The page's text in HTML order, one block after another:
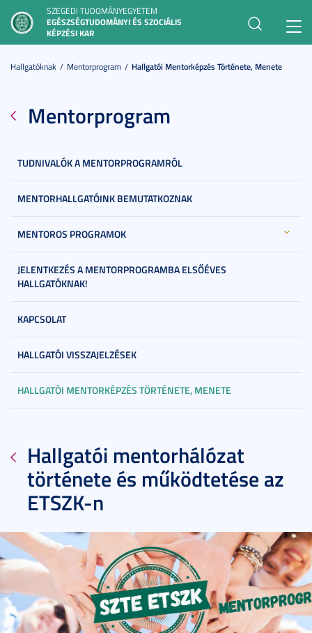
SZEGEDI TUDOMÁNYEGYETEM
EGÉSZSÉGTUDOMÁNYI ÉS SZOCIÁLIS
KÉPZÉSI KAR
Hallgatóknak Mentorprogram Hallgatói Mentorképzés Története, Menete
Mentorprogram
TUDNIVALÓK A MENTORPROGRAMRÓL
MENTORHALLGATÓINK BEMUTATKOZNAK
MENTOROS PROGRAMOK
JELENTKEZÉS A MENTORPROGRAMBA ELSŐÉVES
HALLGATÓKNAK!
KAPCSOLAT
HALLGATÓI VISSZAJELZÉSEK
HALLGATÓI MENTORKÉPZÉS TÖRTÉNETE, MENETE
Hallgatói mentorhálózat
története és működtetése az
ETSZK-n